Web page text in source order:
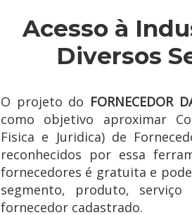
Acesso à
Diversos
O projeto do FORNECEDOR
como objetivo aproximar
Fisica e Juridica) de
reconhecidos por essa
fornecedores é gratuita e
segmento, produto,
fornecedor cadastrado.